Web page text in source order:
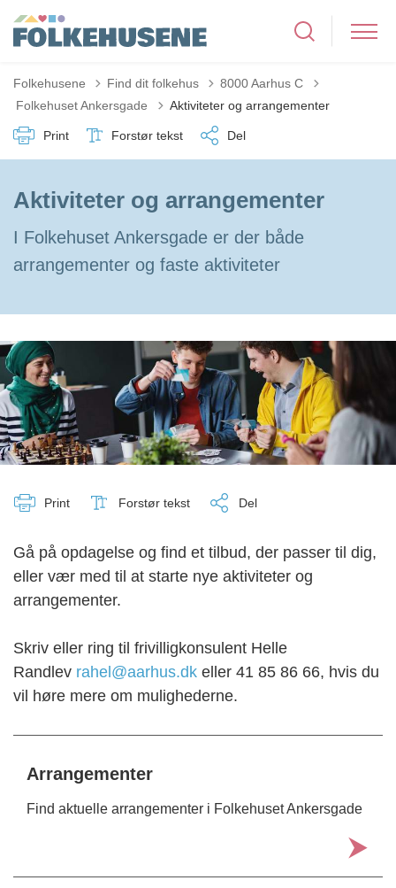
Folkehusene Find dit folkehus
8000 Aarhus C
Tilbage til
Folkehuset Ankersgade Aktiviteter og arrangementer
Print Forstør tekst Del
Aktiviteter og arrangementer
I Folkehuset Ankersgade er der både
arrangementer og faste aktiviteter
Print Forstør tekst Del
Gå på opdagelse og find et tilbud, der passer til dig,
eller vær med til at starte nye aktiviteter og
arrangementer.
Skriv eller ring til frivilligkonsulent Helle
Randlev rahel@aarhus.dk eller 41 85 86 66, hvis du
vil høre mere om mulighederne.
Arrangementer
Find aktuelle arrangementer i Folkehuset Ankersgade